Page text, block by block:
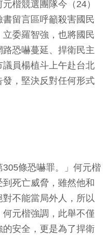
楷競選團隊今（24）
留言區呼籲殺害國民
委羅智強，也將國民
恐嚇蔓延、捍衛民主
員楊植斗上午赴台北
，堅決反對任何形式
305條恐嚇罪。」何元楷
死亡威脅，雖然他和
不能當局外人，所以
元楷強調，此舉不僅
安全，更是為了捍衛